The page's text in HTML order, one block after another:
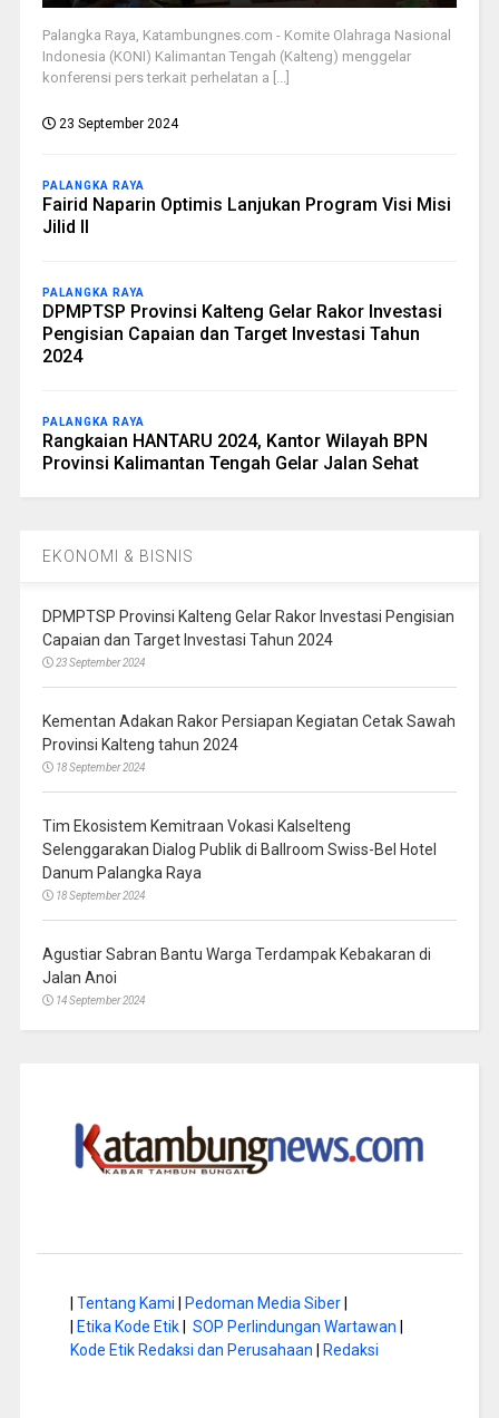
Palangka Raya, Katambungnes.com - Komite Olahraga Nasional
Indonesia (KONI) Kalimantan Tengah (Kalteng) menggelar
konferensi pers terkait perhelatan a [...]
23 September 2024
PALANGKA RAYA
Fairid Naparin Optimis Lanjukan Program Visi Misi
Jilid II
PALANGKA RAYA
DPMPTSP Provinsi Kalteng Gelar Rakor Investasi
Pengisian Capaian dan Target Investasi Tahun
2024
PALANGKA RAYA
Rangkaian HANTARU 2024, Kantor Wilayah BPN
Provinsi Kalimantan Tengah Gelar Jalan Sehat
EKONOMI & BISNIS
DPMPTSP Provinsi Kalteng Gelar Rakor Investasi Pengisian
Capaian dan Target Investasi Tahun 2024
23 September 2024
Kementan Adakan Rakor Persiapan Kegiatan Cetak Sawah
Provinsi Kalteng tahun 2024
18 September 2024
Tim Ekosistem Kemitraan Vokasi Kalselteng
Selenggarakan Dialog Publik di Ballroom Swiss-Bel Hotel
Danum Palangka Raya
18 September 2024
Agustiar Sabran Bantu Warga Terdampak Kebakaran di
Jalan Anoi
14 September 2024
Tentang Kami Pedoman Media Siber|
Etika Kode Etik| SOP Perlindungan Wartawan
Kode Etik Redaksi dan Perusahaan
Redaksi